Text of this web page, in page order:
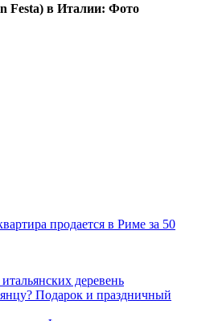
Festa) в Италии: Фото
продается в Риме за 50
деревень
Подарок и праздничный